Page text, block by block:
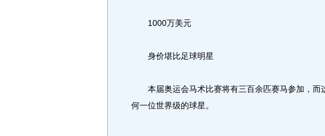
1000万美元
身价堪比足球明星
本届奥运会马术比赛将有三百余匹赛马参加，而
何一位世界级的球星。